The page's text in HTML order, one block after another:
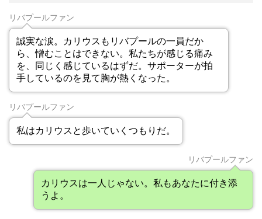
リバプールファン
誠実な涙。カリウスもリバプールの一員だか
ら、憎むことはできない。私たちが感じる痛み
を、同じく感じているはずだ。サポーターが拍
手しているのを見て胸が熱くなった。
リバプールファン
私はカリウスと歩いていくつもりだ。
リバプールファン
カリウスは一人じゃない。私もあなたに付き添
うよ。